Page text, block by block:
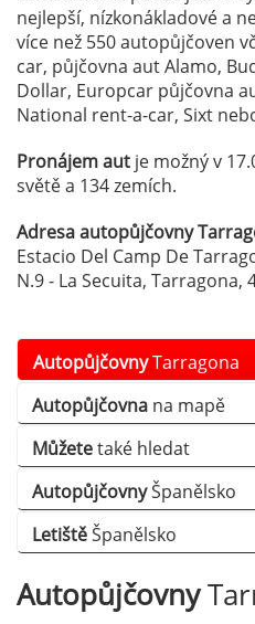
nejlepší, nízkonákladové a
více než 550 autopůjčoven
car, půjčovna aut Alamo,
Dollar, Europcar půjčovna
National rent-a-car, Sixt
Pronájem aut je možný v
světě a 134 zemích.
Adresa autopůjčovny
Estacio Del Camp De
N.9 - La Secuita, Tarragona,
AutopůjčovnyTarragona
Autopůjčovna na mapě
Můžetetaké hledat
AutopůjčovnyŠpanělsko
LetištěŠpanělsko
Autopůjčovny